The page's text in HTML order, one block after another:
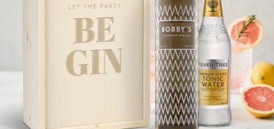
Mit Liebe gemacht, im Handumdrehen
Erstelle etwas Einzigartiges in wenigen Schritten – mit
ihrem Namen, deinem Foto oder einer Nachricht von
Herzen. Kein Stress, nur pure Liebe für den perfekten